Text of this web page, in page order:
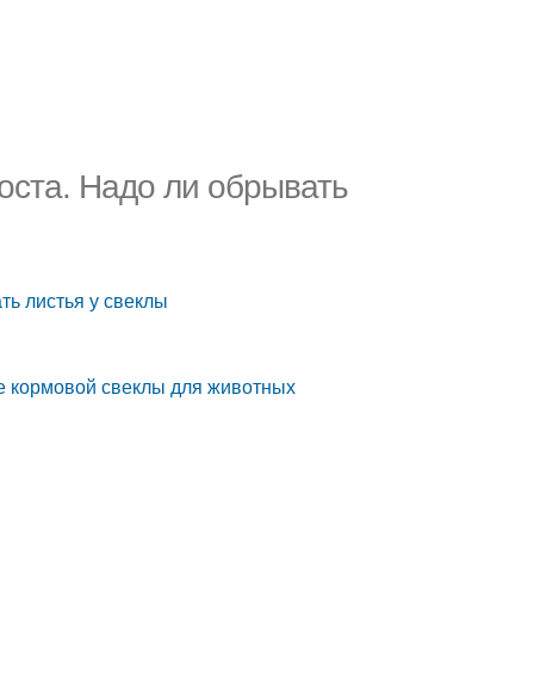
Надо ли обрывать
листья у свеклы
свеклы для животных